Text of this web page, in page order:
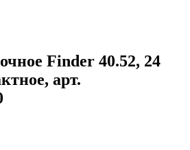
Finder 40.52, 24
арт.